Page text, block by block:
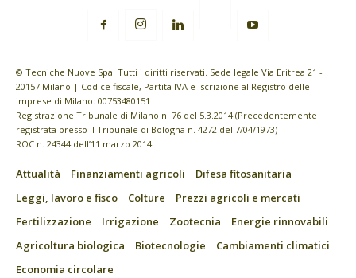
© Tecniche Nuove Spa. Tutti i diritti riservati. Sede legale Via Eritrea 21 -
20157 Milano | Codice fiscale, Partita IVA e Iscrizione al Registro delle
imprese di Milano: 00753480151
Registrazione Tribunale di Milano n. 76 del 5.3.2014 (Precedentemente
registrata presso il Tribunale di Bologna n. 4272 del 7/04/1973)
ROC n. 24344 dell’11 marzo 2014
Attualità Finanziamenti agricoli
Difesa fitosanitaria
Leggi, lavoro e fisco
Colture
Prezzi agricoli e mercati
Fertilizzazione
Irrigazione Zootecnia
Energie rinnovabili
Agricoltura biologica
Biotecnologie
Cambiamenti climatici
Economia circolare